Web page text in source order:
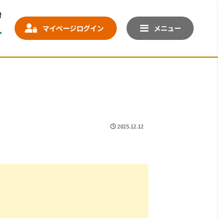
マイページログイン メニュー
2025.12.12